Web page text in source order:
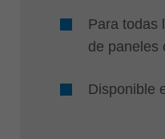
Para todas
de paneles
Disponible